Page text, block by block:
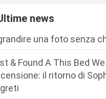
news
una foto senza
& Found A This Bed
il ritorno di